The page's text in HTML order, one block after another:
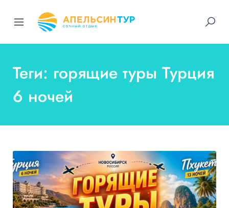
Теги: горящие туры Турция
6 ночей